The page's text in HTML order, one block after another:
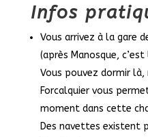
Infos
Vous arrivez à la gare
(après Manosque,
Vous pouvez dormir là,
Forcalquier vous
moment dans cette
Des navettes existent